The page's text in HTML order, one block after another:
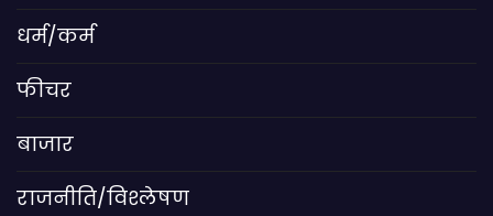
धर्म/कर्म
फीचर
बाजार
राजनीति/विश्लेषण